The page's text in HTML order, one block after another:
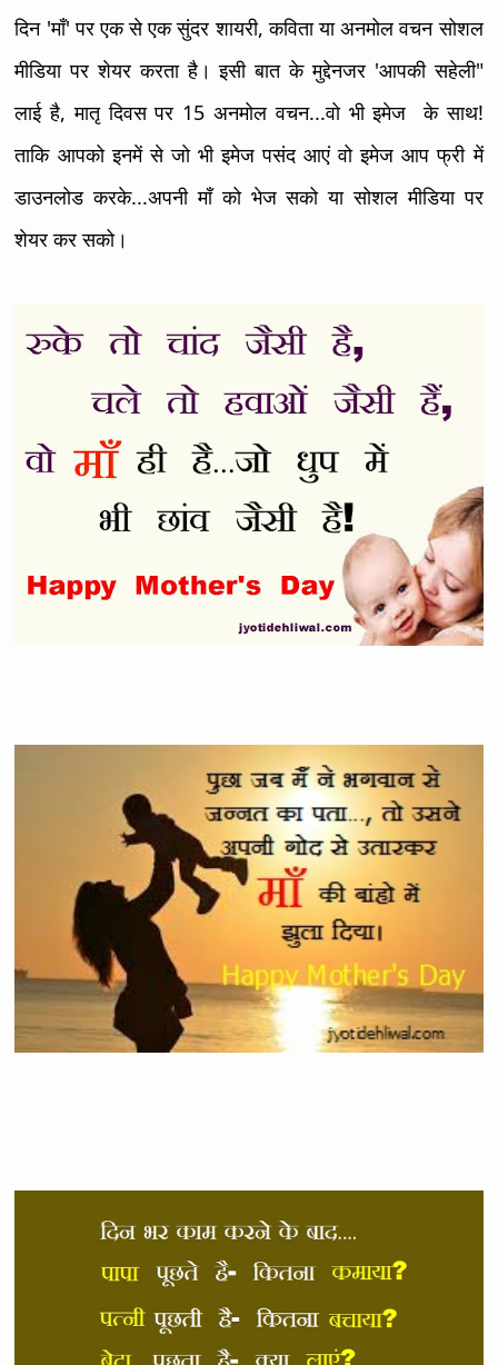
दिन 'माँ' पर एक से एक सुंदर शायरी, कविता या अनमोल वचन सोशल
मीडिया पर शेयर करता है। इसी बात के मुद्देनजर 'आपकी सहेली"
लाई है,मातृ दिवस पर 15 अनमोल वचन...वो भी इमेज के साथ!
ताकि आपको इनमें से जो भी इमेज पसंद आएं वो इमेज आप फ्री में
डाउनलोड करके...अपनी माँ को भेज सको या सोशल मीडिया पर
शेयर कर सको।